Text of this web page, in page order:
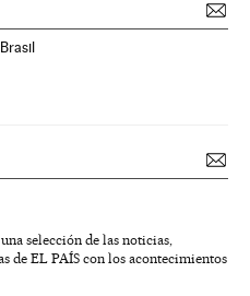
selección de las noticias,
de EL PAÍS con los acontecimientos